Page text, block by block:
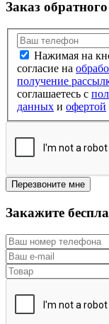
Заказ
Нажимая на
согласие на
получение
соглашаетесь c
данных и офертой
Перезвоните мне
Закажите